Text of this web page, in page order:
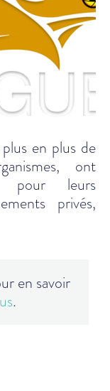
en plus de
ont
pour leurs
privés,
en savoir
.